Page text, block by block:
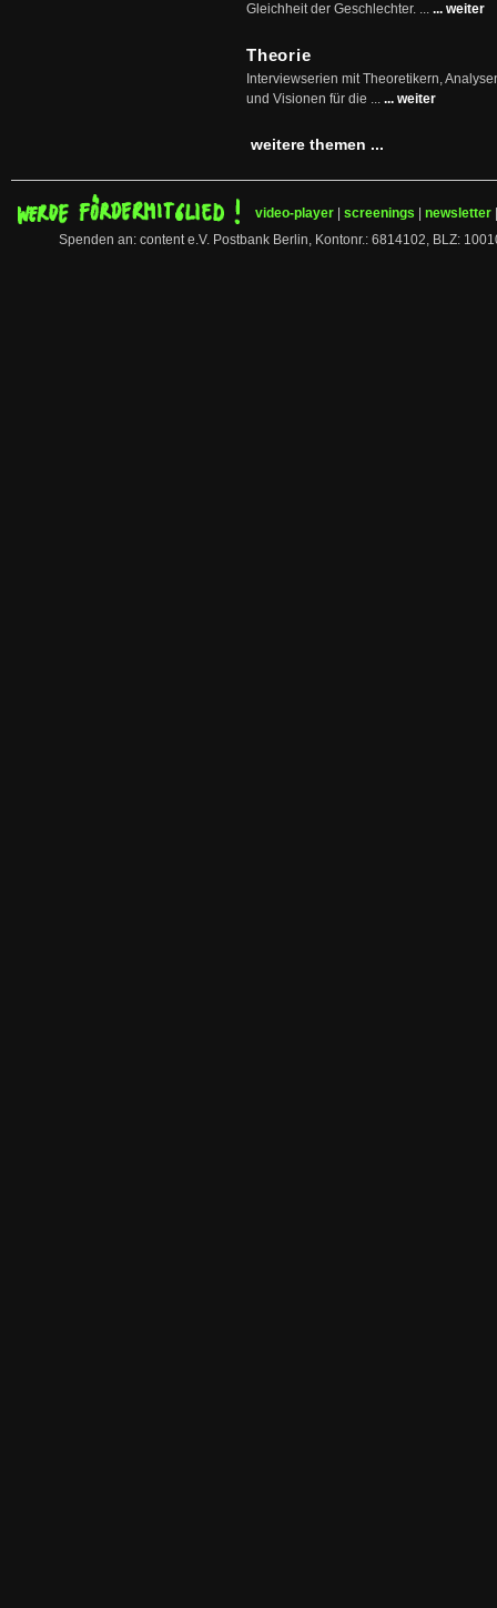
Gleichheit der Geschlechter. ... ... weiter
Theorie
Interviewserien mit Theoretikern,
und Visionen für die ... ... weiter
weitere themen ...
video-player screenings newsletter
Spenden an: content e.V. Postbank Berlin, Kontonr.: 6814102, BLZ: